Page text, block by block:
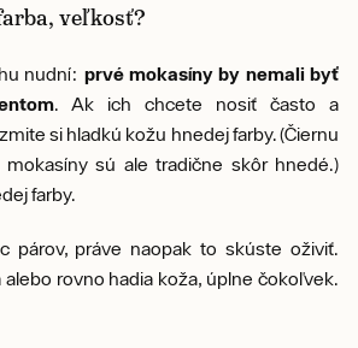
veľkosť?
nudní: prvé mokasíny by nemali byť
. Ak ich chcete nosiť často a
si hladkú kožu hnedej farby. (Čiernu
sú ale tradične skôr hnedé.)
farby.
párov, práve naopak to skúste oživiť.
rovno hadia koža, úplne čokoľvek.